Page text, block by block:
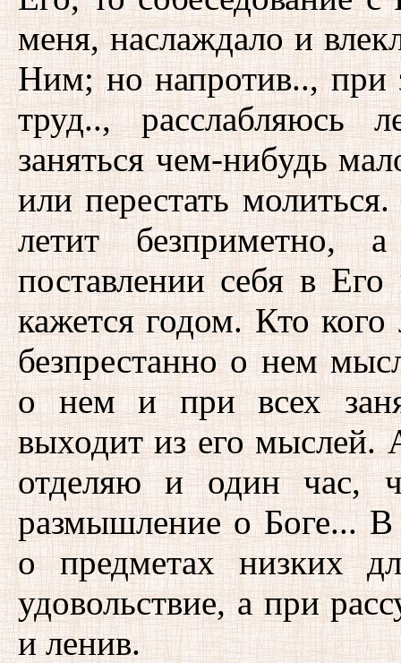
меня, наслаждало и
Ним; но напротив.., при
труд.., расслабляюсь
заняться чем-нибудь
или перестать
летит безприметно,
поставлении себя в
кажется годом. Кто
безпрестанно о нем
о нем и при всех
выходит из его мыслей.
отделяю и один час,
размышление о Боге... В
о предметах низких
удовольствие, а при
и ленив.